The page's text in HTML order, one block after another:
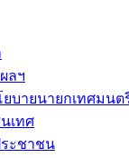
ลฯ
บายนายกเทศมนต
เทศ
ะชาชน